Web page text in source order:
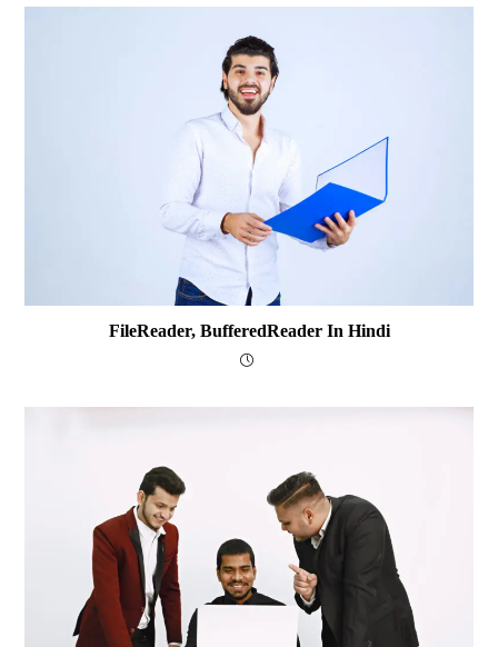
FileReader, BufferedReader In Hindi